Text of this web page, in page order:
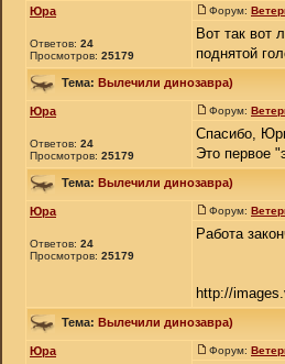
Юра
Ответов: 24
Просмотров: 25179
Форум:
Вот так вот
поднятой
Тема: Вылечили динозавра)
Юра
Ответов: 24
Просмотров: 25179
Форум:
Спасибо,
Это первое
Тема: Вылечили динозавра)
Юра
Ответов: 24
Просмотров: 25179
Форум:
Работа
http://
Тема: Вылечили динозавра)
Юра Форум: